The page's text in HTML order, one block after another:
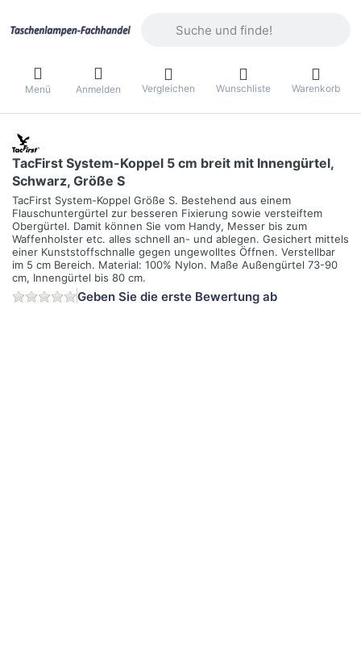
Menü Anmelden Vergleichen Wunschliste Warenkorb
TacFirst System-Koppel 5 cm breit mit Innengürtel,
Schwarz, Größe S
TacFirst System-Koppel Größe S. Bestehend aus einem
Flauschuntergürtel zur besseren Fixierung sowie versteiftem
Obergürtel. Damit können Sie vom Handy, Messer bis zum
Waffenholster etc. alles schnell an- und ablegen. Gesichert mittels
einer Kunststoffschnalle gegen ungewolltes Öffnen. Verstellbar
im 5 cm Bereich. Material: 100% Nylon. Maße Außengürtel 73-90
cm, Innengürtel bis 80 cm.
Geben Sie die erste Bewertung ab